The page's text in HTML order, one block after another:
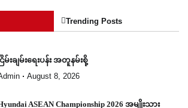
Trending Posts
ငြိမ်းချမ်းရေးပန်း အတူနမ်းစို့
August 8, 2026
ASEAN Championship 2026 အမျိုးသား